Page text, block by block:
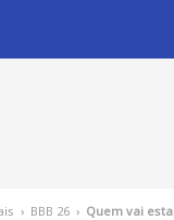
› BBB 26 › Quem vai